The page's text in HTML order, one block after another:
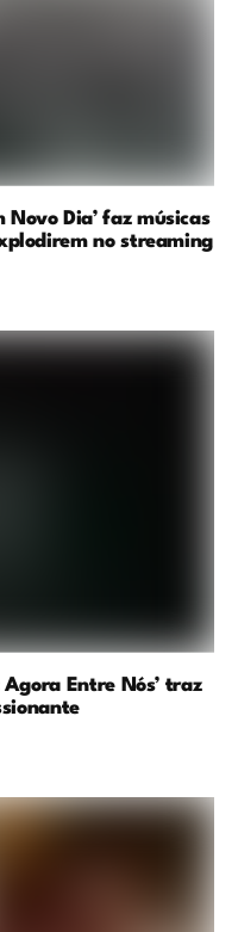
Novo Dia’ faz músicas
no streaming
Entre Nós’ traz